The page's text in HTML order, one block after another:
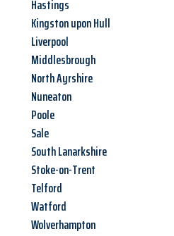
Hastings
Kingston upon Hull
Liverpool
Middlesbrough
North Ayrshire
Nuneaton
Poole
Sale
South Lanarkshire
Stoke-on-Trent
Telford
Watford
Wolverhampton